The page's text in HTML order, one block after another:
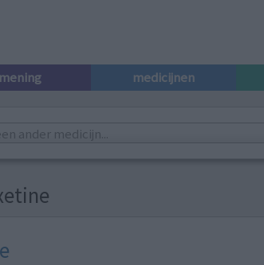
medicijnen
ander medicijn...